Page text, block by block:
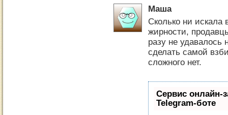
Маша
Сколько ни искала
жирности,
разу не удавалось
сделать самой
сложного нет.
Сервис онлайн-
Telegram-боте